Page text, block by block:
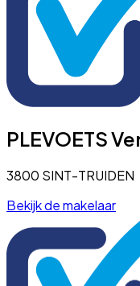
PLEVOETS
3800 SINT-TRUIDEN
Bekijk de makelaar